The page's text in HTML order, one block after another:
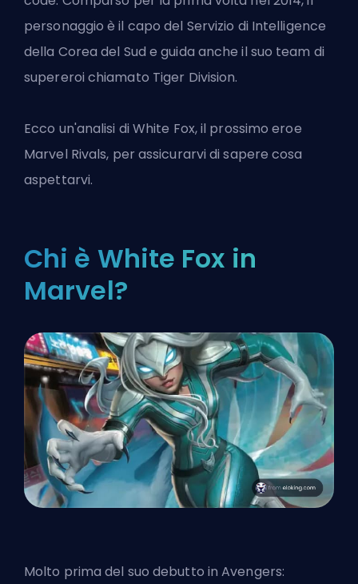
personaggio è il capo del Servizio di Intelligence
della Corea del Sud e guida anche il suo team di
supereroi chiamato Tiger Division.
Ecco un'analisi di White Fox, il prossimoeroe
Marvel Rivals, per assicurarvi di sapere cosa
aspettarvi.
Chi è White Fox in
Marvel?
Molto prima del suo debutto in Avengers: